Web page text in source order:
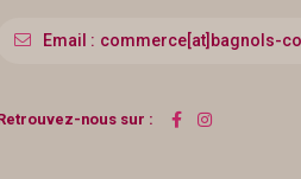
Email : commerce[at]bagnols-
nous sur :